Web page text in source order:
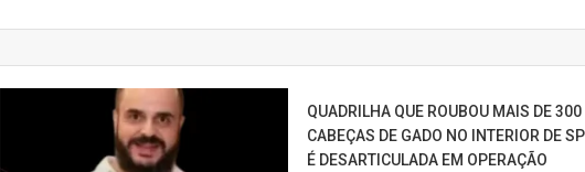
QUADRILHA QUE ROUBOU MAIS DE 300
CABEÇAS DE GADO NO INTERIOR DE SP
É DESARTICULADA EM OPERAÇÃO